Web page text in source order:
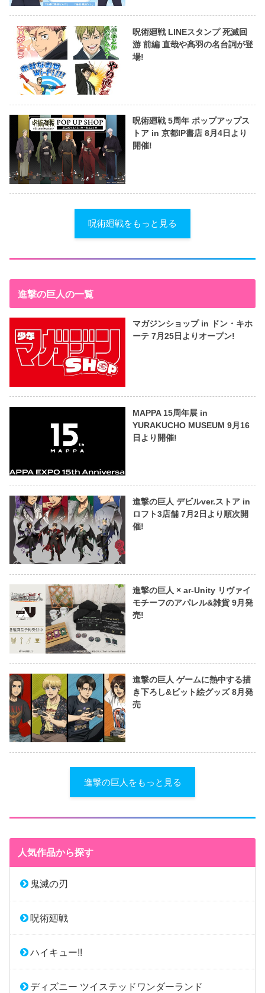
呪術廻戦 LINEスタンプ 死滅回
游 前編 直哉や髙羽の名台詞が登
場!
呪術廻戦 5周年 ポップアップス
トア in 京都IP書店 8月4日より
開催!
呪術廻戦をもっと見る
進撃の巨人の一覧
マガジンショップ in ドン・キホ
ーテ 7月25日よりオープン!
MAPPA 15周年展 in
YURAKUCHO MUSEUM 9月16
日より開催!
進撃の巨人 デビルver.ストア in
ロフト3店舗 7月2日より順次開
催!
進撃の巨人 × ar-Unity リヴァイ
モチーフのアパレル&雑貨 9月発
売!
進撃の巨人 ゲームに熱中する描
き下ろし&ビット絵グッズ 8月発
売
進撃の巨人をもっと見る
人気作品から探す
鬼滅の刃
呪術廻戦
ハイキュー!!
ディズニー ツイステッドワンダーランド